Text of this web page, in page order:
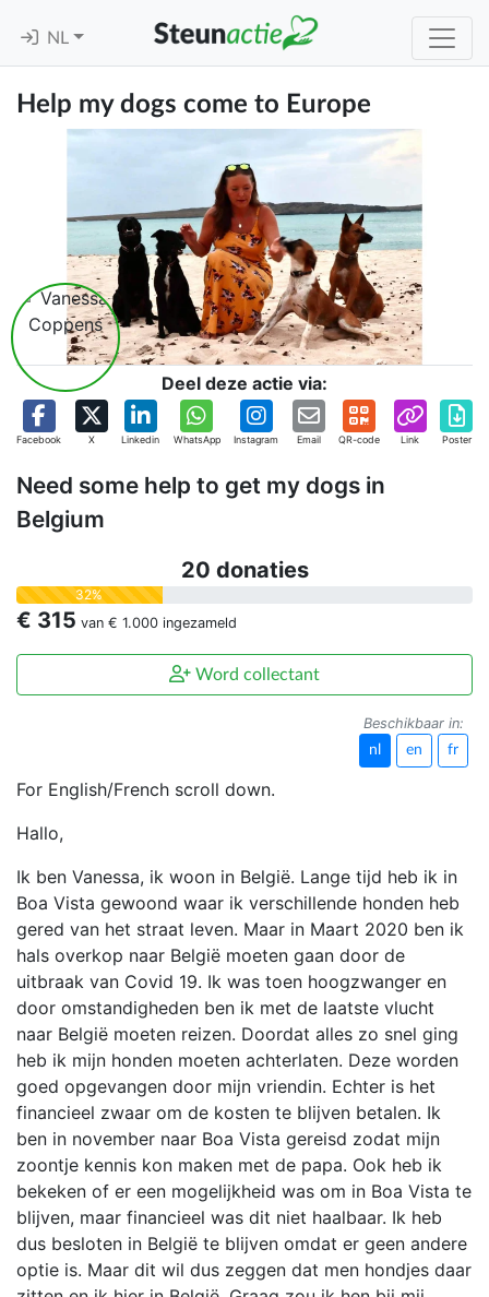
NL
Help my dogs come to Europe
Deel deze actie via:
Facebook X Linkedin WhatsApp Instagram Email QR-code Link Poster
Need some help to get my dogs in
Belgium
20 donaties
32%
€ 315 van € 1.000 ingezameld
Word collectant
Beschikbaar in:
nl en fr
For English/French scroll down.
Hallo,
Ik ben Vanessa, ik woon in België. Lange tijd heb ik in
Boa Vista gewoond waar ik verschillende honden heb
gered van het straat leven. Maar in Maart 2020 ben ik
hals overkop naar België moeten gaan door de
uitbraak van Covid 19. Ik was toen hoogzwanger en
door omstandigheden ben ik met de laatste vlucht
naar België moeten reizen. Doordat alles zo snel ging
heb ik mijn honden moeten achterlaten. Deze worden
goed opgevangen door mijn vriendin. Echter is het
financieel zwaar om de kosten te blijven betalen. Ik
ben in november naar Boa Vista gereisd zodat mijn
zoontje kennis kon maken met de papa. Ook heb ik
bekeken of er een mogelijkheid was om in Boa Vista te
blijven, maar financieel was dit niet haalbaar. Ik heb
dus besloten in België te blijven omdat er geen andere
optie is. Maar dit wil dus zeggen dat men hondjes daar